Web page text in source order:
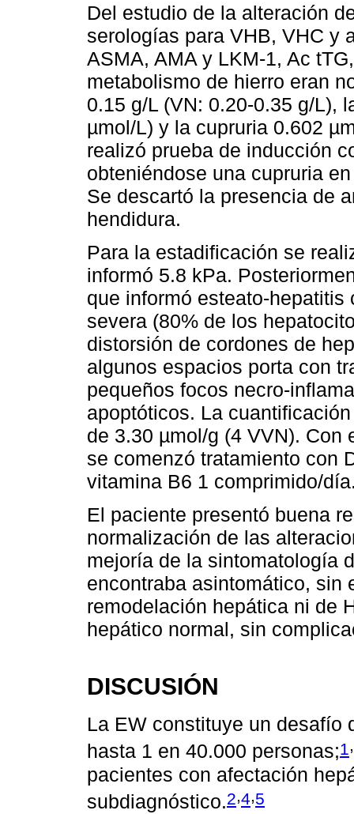
Del estudio de la alteración
serologías para VHB, VHC y
ASMA, AMA y LKM-1, Ac
metabolismo de hierro eran
0.15 g/L (VN: 0.20-0.35 g/L),
µmol/L) y la cupruria 0.602
realizó prueba de inducción
obteniéndose una cupruria
Se descartó la presencia de
hendidura.
Para la estadificación se
informó 5.8 kPa.
que informó esteato-
severa (80% de los
distorsión de cordones de
algunos espacios porta con
pequeños focos necro-
apoptóticos. La
de 3.30 µmol/g (4 VVN).
se comenzó tratamiento con
vitamina B6 1 comprimido/
El paciente presentó buena
normalización de las
mejoría de la sintomatología
encontraba asintomático, sin
remodelación hepática ni de
hepático normal, sin
DISCUSIÓN
La EW constituye un desafío
hasta 1 en 40.000 personas;1 ,
pacientes con afectación
subdiagnóstico.2,4,5